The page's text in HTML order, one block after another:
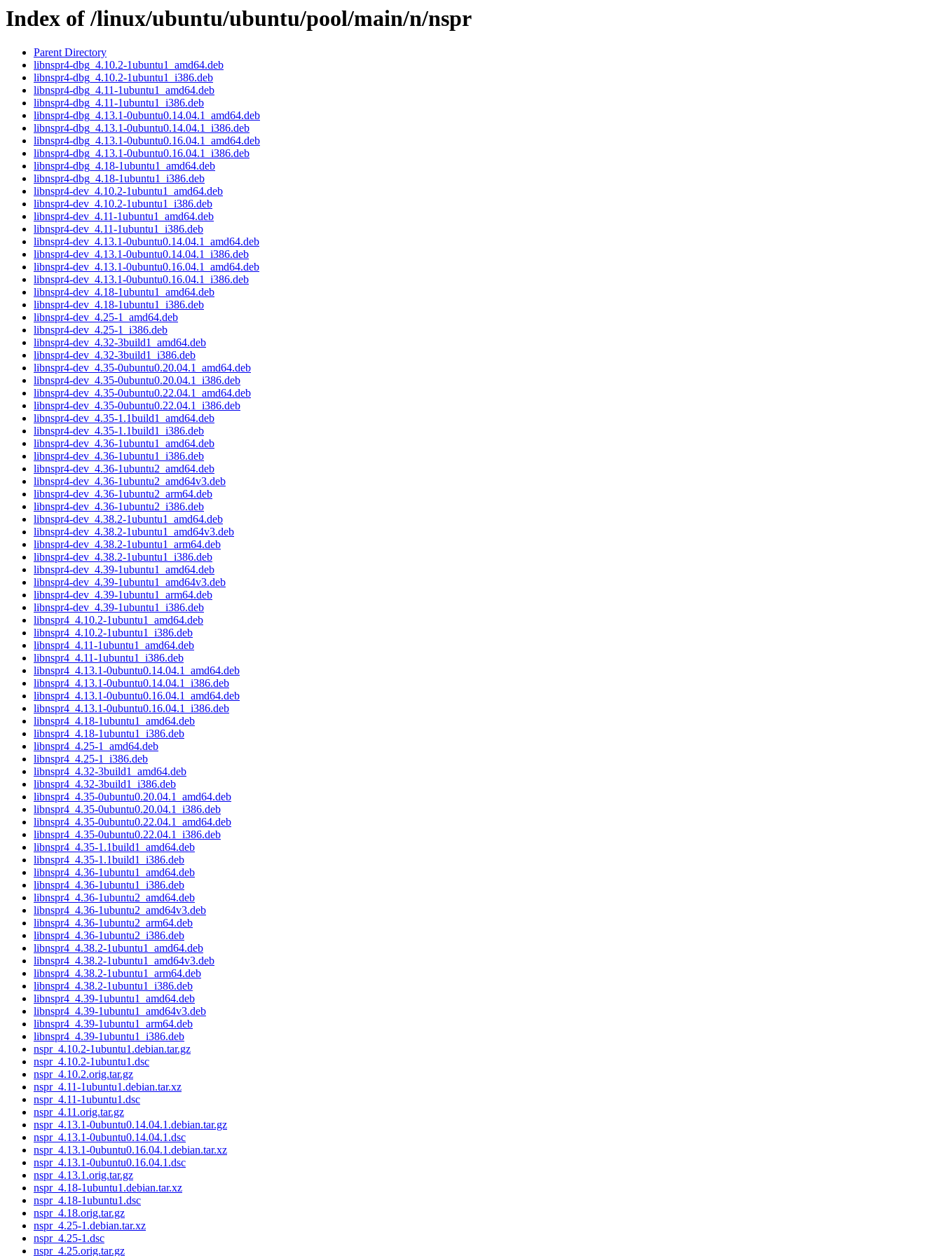
Index of /linux/ubuntu/ubuntu/pool/main/n/nspr
Parent Directory
libnspr4-dbg_4.10.2-1ubuntu1_amd64.deb
libnspr4-dbg_4.10.2-1ubuntu1_i386.deb
libnspr4-dbg_4.11-1ubuntu1_amd64.deb
libnspr4-dbg_4.11-1ubuntu1_i386.deb
libnspr4-dbg_4.13.1-0ubuntu0.14.04.1_amd64.deb
libnspr4-dbg_4.13.1-0ubuntu0.14.04.1_i386.deb
libnspr4-dbg_4.13.1-0ubuntu0.16.04.1_amd64.deb
libnspr4-dbg_4.13.1-0ubuntu0.16.04.1_i386.deb
libnspr4-dbg_4.18-1ubuntu1_amd64.deb
libnspr4-dbg_4.18-1ubuntu1_i386.deb
libnspr4-dev_4.10.2-1ubuntu1_amd64.deb
libnspr4-dev_4.10.2-1ubuntu1_i386.deb
libnspr4-dev_4.11-1ubuntu1_amd64.deb
libnspr4-dev_4.11-1ubuntu1_i386.deb
libnspr4-dev_4.13.1-0ubuntu0.14.04.1_amd64.deb
libnspr4-dev_4.13.1-0ubuntu0.14.04.1_i386.deb
libnspr4-dev_4.13.1-0ubuntu0.16.04.1_amd64.deb
libnspr4-dev_4.13.1-0ubuntu0.16.04.1_i386.deb
libnspr4-dev_4.18-1ubuntu1_amd64.deb
libnspr4-dev_4.18-1ubuntu1_i386.deb
libnspr4-dev_4.25-1_amd64.deb
libnspr4-dev_4.25-1_i386.deb
libnspr4-dev_4.32-3build1_amd64.deb
libnspr4-dev_4.32-3build1_i386.deb
libnspr4-dev_4.35-0ubuntu0.20.04.1_amd64.deb
libnspr4-dev_4.35-0ubuntu0.20.04.1_i386.deb
libnspr4-dev_4.35-0ubuntu0.22.04.1_amd64.deb
libnspr4-dev_4.35-0ubuntu0.22.04.1_i386.deb
libnspr4-dev_4.35-1.1build1_amd64.deb
libnspr4-dev_4.35-1.1build1_i386.deb
libnspr4-dev_4.36-1ubuntu1_amd64.deb
libnspr4-dev_4.36-1ubuntu1_i386.deb
libnspr4-dev_4.36-1ubuntu2_amd64.deb
libnspr4-dev_4.36-1ubuntu2_amd64v3.deb
libnspr4-dev_4.36-1ubuntu2_arm64.deb
libnspr4-dev_4.36-1ubuntu2_i386.deb
libnspr4-dev_4.38.2-1ubuntu1_amd64.deb
libnspr4-dev_4.38.2-1ubuntu1_amd64v3.deb
libnspr4-dev_4.38.2-1ubuntu1_arm64.deb
libnspr4-dev_4.38.2-1ubuntu1_i386.deb
libnspr4-dev_4.39-1ubuntu1_amd64.deb
libnspr4-dev_4.39-1ubuntu1_amd64v3.deb
libnspr4-dev_4.39-1ubuntu1_arm64.deb
libnspr4-dev_4.39-1ubuntu1_i386.deb
libnspr4_4.10.2-1ubuntu1_amd64.deb
libnspr4_4.10.2-1ubuntu1_i386.deb
libnspr4_4.11-1ubuntu1_amd64.deb
libnspr4_4.11-1ubuntu1_i386.deb
libnspr4_4.13.1-0ubuntu0.14.04.1_amd64.deb
libnspr4_4.13.1-0ubuntu0.14.04.1_i386.deb
libnspr4_4.13.1-0ubuntu0.16.04.1_amd64.deb
libnspr4_4.13.1-0ubuntu0.16.04.1_i386.deb
libnspr4_4.18-1ubuntu1_amd64.deb
libnspr4_4.18-1ubuntu1_i386.deb
libnspr4_4.25-1_amd64.deb
libnspr4_4.25-1_i386.deb
libnspr4_4.32-3build1_amd64.deb
libnspr4_4.32-3build1_i386.deb
libnspr4_4.35-0ubuntu0.20.04.1_amd64.deb
libnspr4_4.35-0ubuntu0.20.04.1_i386.deb
libnspr4_4.35-0ubuntu0.22.04.1_amd64.deb
libnspr4_4.35-0ubuntu0.22.04.1_i386.deb
libnspr4_4.35-1.1build1_amd64.deb
libnspr4_4.35-1.1build1_i386.deb
libnspr4_4.36-1ubuntu1_amd64.deb
libnspr4_4.36-1ubuntu1_i386.deb
libnspr4_4.36-1ubuntu2_amd64.deb
libnspr4_4.36-1ubuntu2_amd64v3.deb
libnspr4_4.36-1ubuntu2_arm64.deb
libnspr4_4.36-1ubuntu2_i386.deb
libnspr4_4.38.2-1ubuntu1_amd64.deb
libnspr4_4.38.2-1ubuntu1_amd64v3.deb
libnspr4_4.38.2-1ubuntu1_arm64.deb
libnspr4_4.38.2-1ubuntu1_i386.deb
libnspr4_4.39-1ubuntu1_amd64.deb
libnspr4_4.39-1ubuntu1_amd64v3.deb
libnspr4_4.39-1ubuntu1_arm64.deb
libnspr4_4.39-1ubuntu1_i386.deb
nspr_4.10.2-1ubuntu1.debian.tar.gz
nspr_4.10.2-1ubuntu1.dsc
nspr_4.10.2.orig.tar.gz
nspr_4.11-1ubuntu1.debian.tar.xz
nspr_4.11-1ubuntu1.dsc
nspr_4.11.orig.tar.gz
nspr_4.13.1-0ubuntu0.14.04.1.debian.tar.gz
nspr_4.13.1-0ubuntu0.14.04.1.dsc
nspr_4.13.1-0ubuntu0.16.04.1.debian.tar.xz
nspr_4.13.1-0ubuntu0.16.04.1.dsc
nspr_4.13.1.orig.tar.gz
nspr_4.18-1ubuntu1.debian.tar.xz
nspr_4.18-1ubuntu1.dsc
nspr_4.18.orig.tar.gz
nspr_4.25-1.debian.tar.xz
nspr_4.25-1.dsc
nspr_4.25.orig.tar.gz